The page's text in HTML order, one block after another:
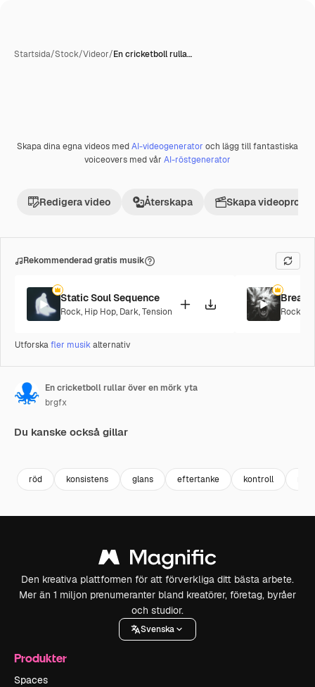
Startsida/Stock/Videor/En cricketboll rulla…
Premie
Skapa dina egna videos medAI-videogenerator och lägg till fantastiska
voiceovers med vår AI-röstgenerator
Redigera video Återskapa Skapa
Rekommenderad gratis musik
Static Soul Sequence
Rock, Hip Hop, Dark,Tension Rock
Utforskafler musikalternativ
En cricketboll rullar över en mörk yta
brgfx
Du kanske också gillar
röd konsistens glans eftertanke kontroll
Den kreativa plattformen för att förverkliga ditt bästa arbete.
Mer än 1 miljon prenumeranter bland kreatörer, företag, byråer
och studior.
Svenska
Produkter
Spaces